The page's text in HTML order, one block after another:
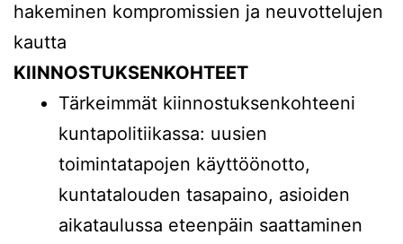
hakeminen kompromissien ja neuvottelujen
kautta
KIINNOSTUKSENKOHTEET
Tärkeimmät kiinnostuksenkohteeni
kuntapolitiikassa: uusien
toimintatapojen käyttöönotto,
kuntatalouden tasapaino, asioiden
aikataulussa eteenpäin saattaminen